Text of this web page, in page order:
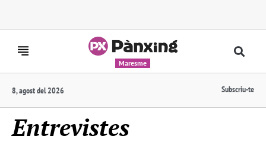
Maresme
8, agost del 2026 Subscriu-te
Entrevistes